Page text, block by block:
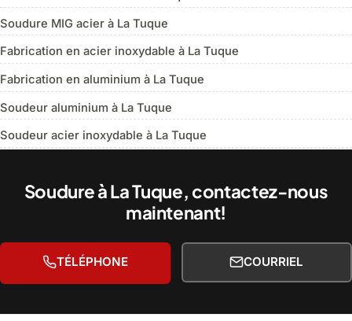
Soudure MIG acier à La Tuque
Fabrication en acier inoxydable à La Tuque
Fabrication en aluminium à La Tuque
Soudeur aluminium à La Tuque
Soudeur acier inoxydable à La Tuque
Soudure à La Tuque, contactez-nous
maintenant!
TÉLÉPHONE COURRIEL